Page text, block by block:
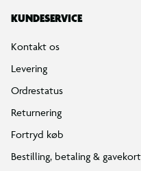
KUNDESERVICE
Kontakt os
Levering
Ordrestatus
Returnering
Fortryd køb
Bestilling, betaling & gavekort